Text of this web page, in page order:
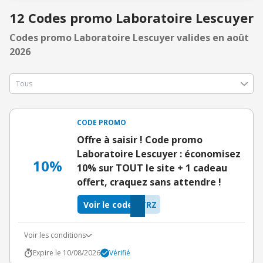
12 Codes promo Laboratoire Lescuyer
Codes promo Laboratoire Lescuyer valides en août
2026
10%
CODE PROMO
Offre à saisir ! Code promo
Laboratoire Lescuyer : économisez
10% sur TOUT le site + 1 cadeau
offert, craquez sans attendre !
TRZ
Voir le code
Voir les conditions
Expire le 10/08/2026
Vérifié